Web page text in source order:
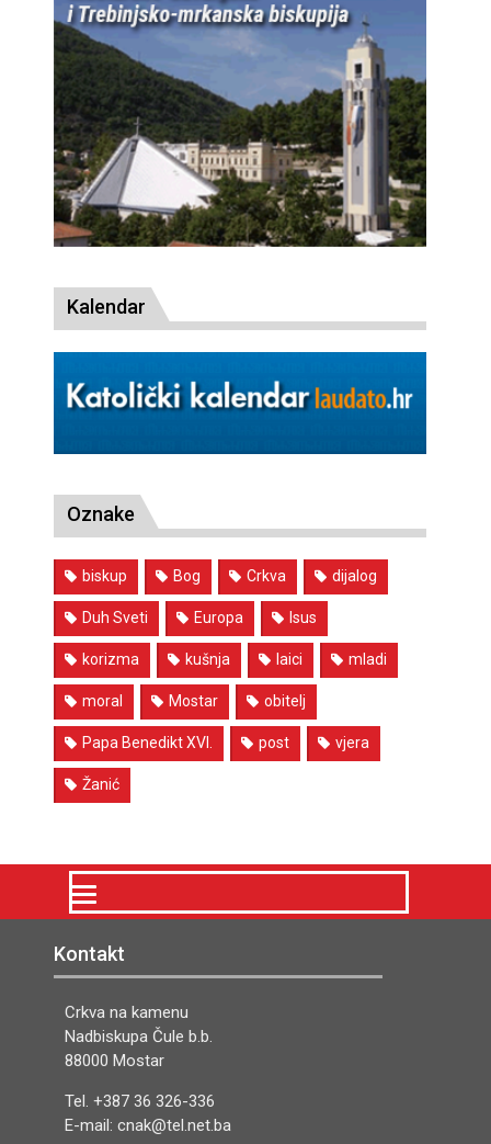
Kalendar
Oznake
biskup Bog Crkva dijalog
Duh Sveti Europa Isus
korizma kušnja laici mladi
moral Mostar obitelj
Papa Benedikt XVI. post vjera
Žanić
Kontakt
Crkva na kamenu
Nadbiskupa Čule b.b.
88000 Mostar
Tel. +387 36 326-336
E-mail: cnak@tel.net.ba